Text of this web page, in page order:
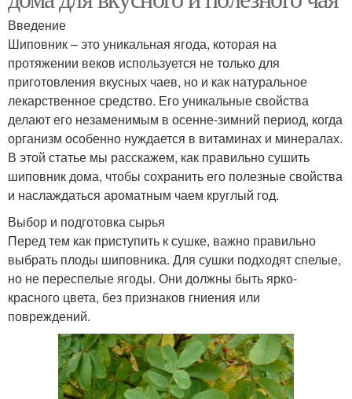
Введение
Шиповник – это уникальная ягода, которая на
протяжении веков используется не только для
приготовления вкусных чаев, но и как натуральное
лекарственное средство. Его уникальные свойства
делают его незаменимым в осенне-зимний период, когда
организм особенно нуждается в витаминах и минералах.
В этой статье мы расскажем, как правильно сушить
шиповник дома, чтобы сохранить его полезные свойства
и наслаждаться ароматным чаем круглый год.
Выбор и подготовка сырья
Перед тем как приступить к сушке, важно правильно
выбрать плоды шиповника. Для сушки подходят спелые,
но не переспелые ягоды. Они должны быть ярко-
красного цвета, без признаков гниения или
повреждений.